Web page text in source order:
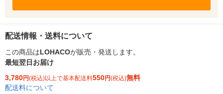
配送情報・送料について
この商品はLOHACOが販売・発送します。
最短翌日お届け
3,780円(税込)以上で基本配送料550円(税込)無料
配送料について